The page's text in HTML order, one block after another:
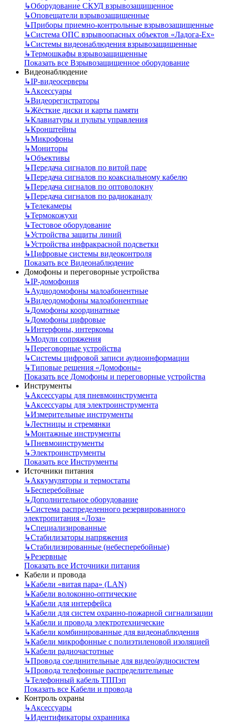
↳Оборудование СКУД взрывозащищенное
↳Оповещатели взрывозащищенные
↳Приборы приемно-контрольные взрывозащищенные
↳Система ОПС взрывоопасных объектов «Ладога-Ex»
↳Системы видеонаблюдения взрывозащищенные
↳Термошкафы взрывозащищенные
Показать все Взрывозащищенное оборудование
Видеонаблюдение
↳IP-видеосерверы
↳Аксессуары
↳Видеорегистраторы
↳Жёсткие диски и карты памяти
↳Клавиатуры и пульты управления
↳Кронштейны
↳Микрофоны
↳Мониторы
↳Объективы
↳Передача сигналов по витой паре
↳Передача сигналов по коаксиальному кабелю
↳Передача сигналов по оптоволокну
↳Передача сигналов по радиоканалу
↳Телекамеры
↳Термокожухи
↳Тестовое оборудование
↳Устройства защиты линий
↳Устройства инфракрасной подсветки
↳Цифровые системы видеоконтроля
Показать все Видеонаблюдение
Домофоны и переговорные устройства
↳IP-домофония
↳Аудиодомофоны малоабонентные
↳Видеодомофоны малоабонентные
↳Домофоны координатные
↳Домофоны цифровые
↳Интерфоны, интеркомы
↳Модули сопряжения
↳Переговорные устройства
↳Системы цифровой записи аудиоинформации
↳Типовые решения «Домофоны»
Показать все Домофоны и переговорные устройства
Инструменты
↳Аксессуары для пневмоинструмента
↳Аксессуары для электроинструмента
↳Измерительные инструменты
↳Лестницы и стремянки
↳Монтажные инструменты
↳Пневмоинструменты
↳Электроинструменты
Показать все Инструменты
Источники питания
↳Аккумуляторы и термостаты
↳Бесперебойные
↳Дополнительное оборудование
↳Система распределенного резервированного
электропитания «Лоза»
↳Специализированные
↳Стабилизаторы напряжения
↳Стабилизированные (небесперебойные)
↳Резервные
Показать все Источники питания
Кабели и провода
↳Кабели «витая пара» (LAN)
↳Кабели волоконно-оптические
↳Кабели для интерфейса
↳Кабели для систем охранно-пожарной сигнализации
↳Кабели и провода электротехнические
↳Кабели комбинированные для видеонаблюдения
↳Кабели микрофонные с полиэтиленовой изоляцией
↳Кабели радиочастотные
↳Провода соединительные для видео/аудиосистем
↳Провода телефонные распределительные
↳Телефонный кабель ТППэп
Показать все Кабели и провода
Контроль охраны
↳Аксессуары
↳Идентификаторы охранника